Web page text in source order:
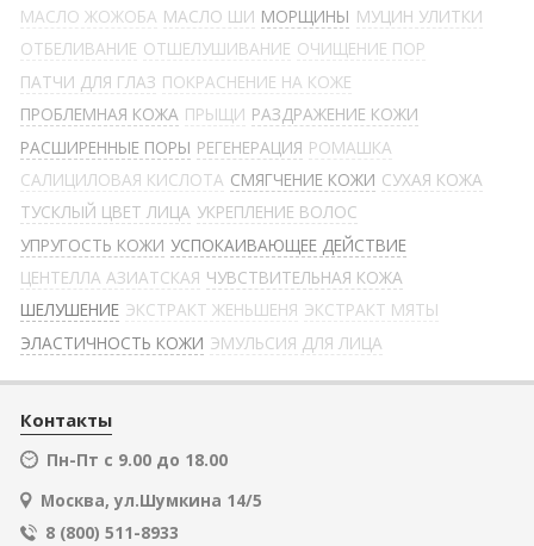
МАСЛО ЖОЖОБА МАСЛО ШИ МОРЩИНЫ МУЦИН УЛИТКИ
ОТБЕЛИВАНИЕ ОТШЕЛУШИВАНИЕ ОЧИЩЕНИЕ ПОР
ПАТЧИ ДЛЯ ГЛАЗ ПОКРАСНЕНИЕ НА КОЖЕ
ПРОБЛЕМНАЯ КОЖА ПРЫЩИ РАЗДРАЖЕНИЕ КОЖИ
РАСШИРЕННЫЕ ПОРЫ РЕГЕНЕРАЦИЯ РОМАШКА
САЛИЦИЛОВАЯ КИСЛОТА СМЯГЧЕНИЕ КОЖИ СУХАЯ КОЖА
ТУСКЛЫЙ ЦВЕТ ЛИЦА УКРЕПЛЕНИЕ ВОЛОС
УПРУГОСТЬ КОЖИ УСПОКАИВАЮЩЕЕ ДЕЙСТВИЕ
ЦЕНТЕЛЛА АЗИАТСКАЯ ЧУВСТВИТЕЛЬНАЯ КОЖА
ШЕЛУШЕНИЕ ЭКСТРАКТ ЖЕНЬШЕНЯ ЭКСТРАКТ МЯТЫ
ЭЛАСТИЧНОСТЬ КОЖИ ЭМУЛЬСИЯ ДЛЯ ЛИЦА
Контакты
Пн-Пт с 9.00 до 18.00
Москва, ул.Шумкина 14/5
8 (800) 511-8933